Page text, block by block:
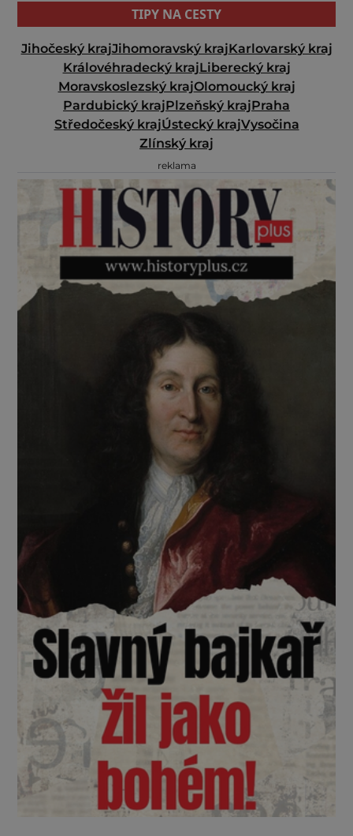
TIPY NA CESTY
Jihočeský krajJihomoravský krajKarlovarský kraj
Královéhradecký krajLiberecký kraj
Moravskoslezský krajOlomoucký kraj
Pardubický krajPlzeňský krajPraha
Středočeský krajÚstecký krajVysočina
Zlínský kraj
reklama